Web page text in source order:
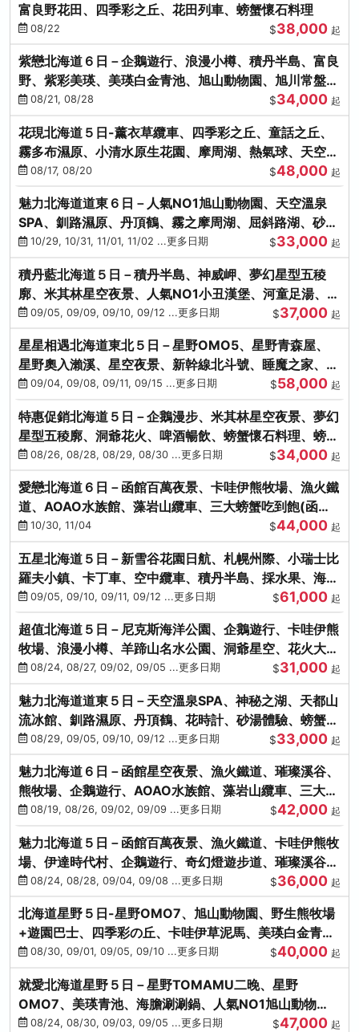
富良野花田、四季彩之丘、花田列車、螃蟹懷石料理
08/22 $38,000 起
紫戀北海道６日－企鵝遊行、浪漫小樽、積丹半島、富良
野、紫彩美瑛、美瑛白金青池、旭山動物園、旭川常盤旋
轉塔08/21, 08/28 $34,000 起
花現北海道５日-薰衣草纜車、四季彩之丘、童話之丘、
霧多布濕原、小清水原生花園、摩周湖、熱氣球、天空溫
泉SPA、螃蟹吃到飽
08/17, 08/20 $48,000 起
魅力北海道道東６日－人氣NO1旭山動物園、天空溫泉
SPA、釧路濕原、丹頂鶴、霧之摩周湖、屈斜路湖、砂湯
體驗10/29, 10/31, 11/01, 11/02 ...更多日期 $33,000 起
積丹藍北海道５日－積丹半島、神威岬、夢幻星型五稜
廓、米其林星空夜景、人氣NO1小丑漢堡、河童足湯、奇
幻燈遊步道、璀璨溪谷
09/05, 09/09, 09/10, 09/12 ...更多日期 $37,000 起
星星相遇北海道東北５日－星野OMO5、星野青森屋、
星野奧入瀨溪、星空夜景、新幹線北斗號、睡魔之家、十
和田湖(不進免稅店)
09/04, 09/08, 09/11, 09/15 ...更多日期 $58,000 起
特惠促銷北海道５日－企鵝漫步、米其林星空夜景、夢幻
星型五稜廓、洞爺花火、啤酒暢飲、螃蟹懷石料理、螃蟹
吃到飽
08/26, 08/28, 08/29, 08/30 ...更多日期 $34,000 起
愛戀北海道６日－函館百萬夜景、卡哇伊熊牧場、漁火鐵
道、AOAO水族館、藻岩山纜車、三大螃蟹吃到飽(函館/
千歲)
10/30, 11/04 $44,000 起
五星北海道５日－新雪谷花園日航、札幌州際、小瑞士比
羅夫小鎮、卡丁車、空中纜車、積丹半島、採水果、海鮮
和牛螃蟹放題
09/05, 09/10, 09/11, 09/12 ...更多日期 $61,000 起
超值北海道５日－尼克斯海洋公園、企鵝遊行、卡哇伊熊
牧場、浪漫小樽、羊蹄山名水公園、洞爺星空、花火大
會、螃蟹懷石料理
08/24, 08/27, 09/02, 09/05 ...更多日期 $31,000 起
魅力北海道道東５日－天空溫泉SPA、神秘之湖、天都山
流冰館、釧路濕原、丹頂鶴、花時計、砂湯體驗、螃蟹吃
到飽08/29, 09/05, 09/10, 09/12 ...更多日期 $33,000 起
魅力北海道６日－函館星空夜景、漁火鐵道、璀璨溪谷、
熊牧場、企鵝遊行、AOAO水族館、藻岩山纜車、三大螃
蟹吃到飽
08/19, 08/26, 09/02, 09/09 ...更多日期 $42,000 起
魅力北海道５日－函館百萬夜景、漁火鐵道、卡哇伊熊牧
場、伊達時代村、企鵝遊行、奇幻燈遊步道、璀璨溪谷、
人氣NO1小丑漢堡
08/24, 08/28, 09/04, 09/08 ...更多日期 $36,000 起
北海道星野５日-星野OMO7、旭山動物園、野生熊牧場
+遊園巴士、四季彩の丘、卡哇伊草泥馬、美瑛白金青
池、螃蟹吃到飽
08/30, 09/01, 09/05, 09/10 ...更多日期 $40,000 起
就愛北海道星野５日－星野TOMAMU二晚、星野
OMO7、美瑛青池、海膽涮涮鍋、人氣NO1旭山動物
園、海鮮和牛螃蟹吃到飽
08/24, 08/30, 09/03, 09/05 ...更多日期 $47,000 起